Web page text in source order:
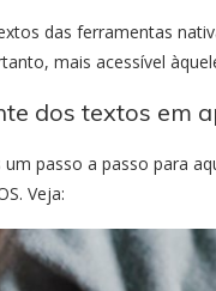
das ferramentas
mais acessível
dos textos em
passo a passo para
Veja: